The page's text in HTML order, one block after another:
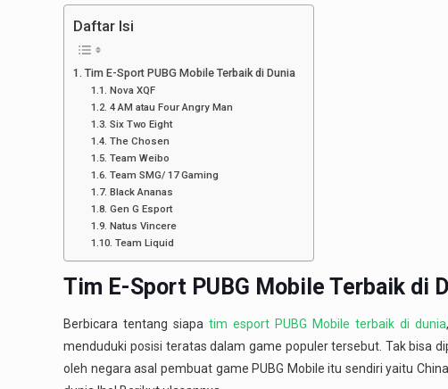
Daftar Isi
Tim E-Sport PUBG Mobile Terbaik di Dunia
Nova XQF
4 AM atau Four Angry Man
Six Two Eight
The Chosen
Team Weibo
Team SMG/ 17 Gaming
Black Ananas
Gen G Esport
Natus Vincere
Team Liquid
Tim E-Sport PUBG Mobile Terbaik di
Berbicara tentang siapatim esport PUBG Mobile terbaik di dunia
menduduki posisi teratas dalam game populer tersebut. Tak bisa
oleh negara asal pembuat game PUBG Mobile itu sendiri yaitu